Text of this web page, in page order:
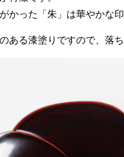
かった「朱」は華やかな
ある漆塗りですので、落